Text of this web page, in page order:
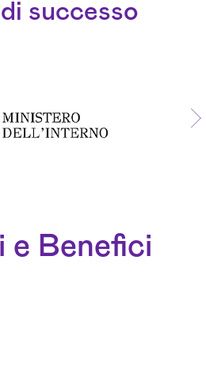
successo
e Benefici